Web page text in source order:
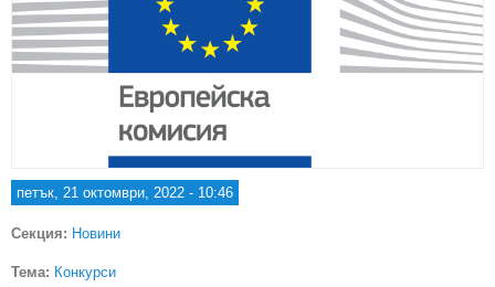
петък, 21 октомври, 2022 - 10:46
Секция: Новини
Тема: Конкурси